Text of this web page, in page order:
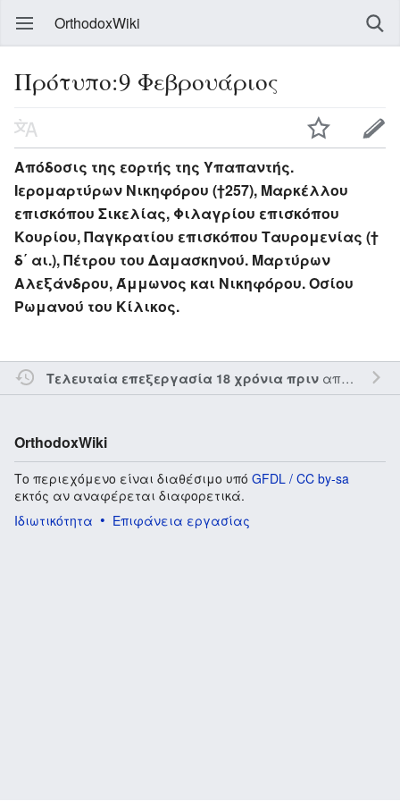
OrthodoxWiki
Πρότυπο:9 Φεβρουάριος
Απόδοσις της εορτής της Υπαπαντής.
Ιερομαρτύρων Νικηφόρου (†257), Μαρκέλλου
επισκόπου Σικελίας, Φιλαγρίου επισκόπου
Κουρίου, Παγκρατίου επισκόπου Ταυρομενίας (†
δ΄ αι.), Πέτρου του Δαμασκηνού. Μαρτύρων
Αλεξάνδρου, Άμμωνος και Νικηφόρου. Οσίου
Ρωμανού του Κίλικος.
Τελευταία επεξεργασία 18 χρόνια πριναπό τον την
OrthodoxWiki
Το περιεχόμενο είναι διαθέσιμο υπό GFDL / CC by-sa
εκτός αν αναφέρεται διαφορετικά.
Ιδιωτικότητα
Επιφάνεια εργασίας